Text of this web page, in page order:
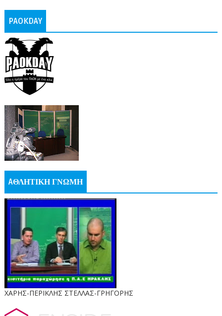
PAOKDAY
AΘΛΗΤΙΚΗ ΓΝΩΜΗ
ΧΑΡΗΣ-ΠΕΡΙΚΛΗΣ ΣΤΕΛΛΑΣ-ΓΡΗΓΟΡΗΣ